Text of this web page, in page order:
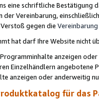
eine schriftliche
der Vereinbarung,
gegen die Vereinbarung
hat darf Ihre Website nicht
anzeigen
Einzelhändlern
anzeigen oder anderweitig
für das